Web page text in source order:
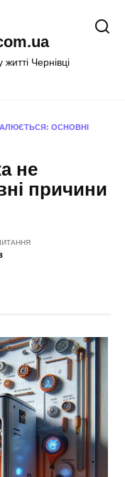
Чернівці
ОСНОВНІ
не
причини